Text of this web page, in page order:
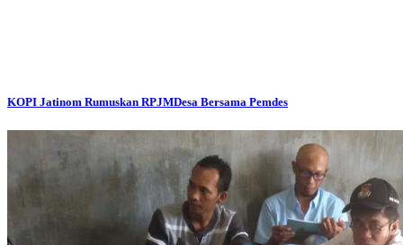
KOPI Jatinom Rumuskan RPJMDesa Bersama Pemdes